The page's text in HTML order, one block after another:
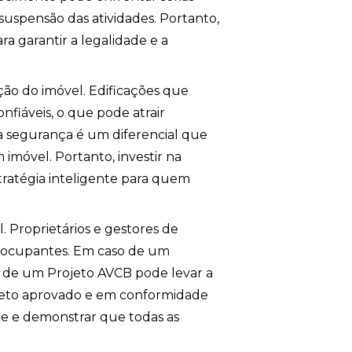
das atividades. Portanto,
garantir a legalidade e a
do imóvel. Edificações que
o que pode atrair
segurança é um diferencial que
imóvel. Portanto, investir na
inteligente para quem
Proprietários e gestores de
Em caso de um
um Projeto AVCB pode levar a
aprovado e em conformidade
e demonstrar que todas as